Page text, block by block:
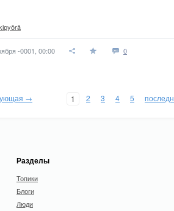
-0001, 00:00 0
→ 1 2 3 4 5
Разделы
Топики
Блоги
Люди